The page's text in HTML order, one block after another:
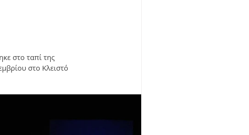
στο ταπί της
στο Κλειστό